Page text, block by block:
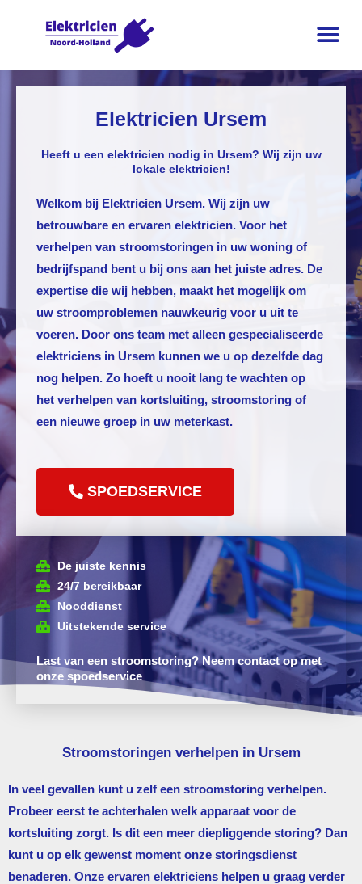
Elektricien Ursem
Heeft u een elektricien nodig in Ursem? Wij zijn uw
lokale elektricien!
Welkom bij Elektricien Ursem. Wij zijn uw
betrouwbare en ervaren elektricien. Voor het
verhelpen van stroomstoringen in uw woning of
bedrijfspand bent u bij ons aan het juiste adres. De
expertise die wij hebben, maakt het mogelijk om
uw stroomproblemen nauwkeurig voor u uit te
voeren. Door ons team met alleen gespecialiseerde
elektriciens in Ursem kunnen we u op dezelfde dag
nog helpen. Zo hoeft u nooit lang te wachten op
het verhelpen van kortsluiting, stroomstoring of
een nieuwe groep in uw meterkast.
SPOEDSERVICE
De juiste kennis
24/7 bereikbaar
Nooddienst
Uitstekende service
Last van een stroomstoring? Neem contact op met
onze spoedservice
Stroomstoringen verhelpen in Ursem
In veel gevallen kunt u zelf een stroomstoring verhelpen.
Probeer eerst te achterhalen welk apparaat voor de
kortsluiting zorgt. Is dit een meer diepliggende storing? Dan
kunt u op elk gewenst moment onze storingsdienst
benaderen. Onze ervaren elektriciens helpen u graag verder